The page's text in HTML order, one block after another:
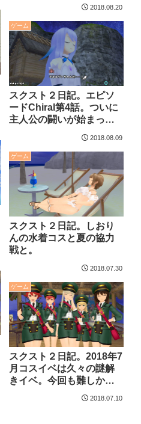
2018.08.20
ゲーム
スクスト２日記。エピソ
ードChiral第4話。ついに
主人公の闘いが始まっ
2018.08.09
ゲーム
スクスト２日記。しおり
んの水着コスと夏の協力
戦と。
2018.07.30
ゲーム
スクスト２日記。2018年7
月コスイベは久々の謎解
きイベ。今回も難しかっ
2018.07.10